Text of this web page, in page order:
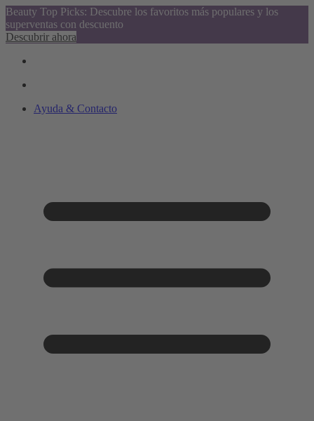
Beauty Top Picks: Descubre los favoritos más populares y los
superventas con descuento
Descubrir ahora
Ayuda & Contacto